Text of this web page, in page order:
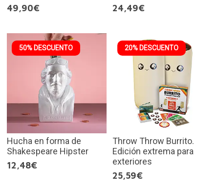
49,90€
24,49€
50% DESCUENTO
Hucha en forma de
Shakespeare Hipster
12,48€
20% DESCUENTO
Throw Throw Burrito.
Edición extrema para
exteriores
25,59€